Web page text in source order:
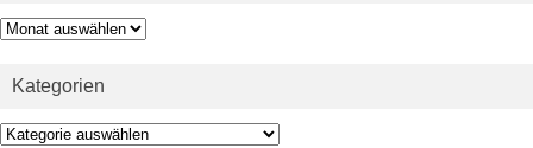
Archiv
Kategorien
Kategorien